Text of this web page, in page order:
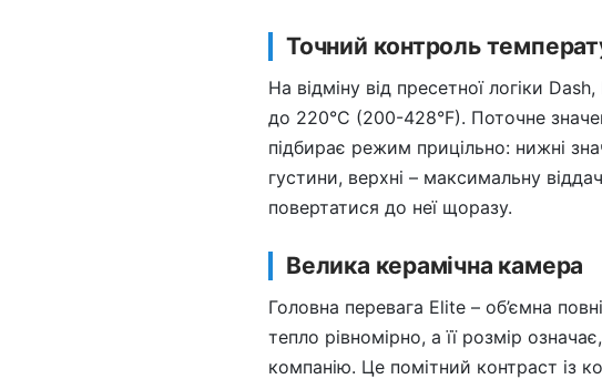
Точний контроль
На відміну від пресетної логіки
до 220°C (200-428°F). Поточне
підбирає режим прицільно: нижні
густини, верхні – максимальну
повертатися до неї щоразу.
Велика керамічна камера
Головна перевага Elite – об’ємна
тепло рівномірно, а її розмір
компанію. Це помітний контраст із